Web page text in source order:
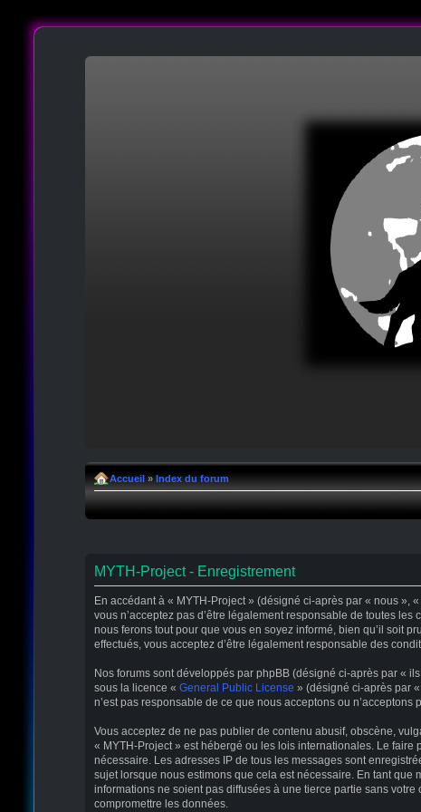
Accueil» Index du forum
MYTH-Project - Enregistrement
En accédant à « MYTH-Project » (désigné ci-après par « nous »,
vous n’acceptez pas d’être légalement responsable de toutes
nous ferons tout pour que vous en soyez informé, bien qu’il soit
effectués, vous acceptez d’être légalement responsable des
Nos forums sont développés par phpBB (désigné ci-après par «
sous la licence « General Public License » (désigné ci-après par
n’est pas responsable de ce que nous acceptons ou
Vous acceptez de ne pas publier de contenu abusif, obscène,
« MYTH-Project » est hébergé ou les lois internationales. Le
nécessaire. Les adresses IP de tous les messages sont
sujet lorsque nous estimons que cela est nécessaire. En tant
informations ne soient pas diffusées à une tierce partie sans
compromettre les données.